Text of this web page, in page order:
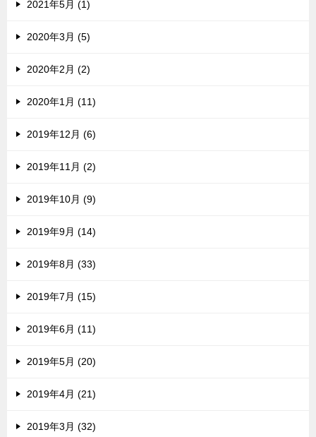
2021年5月 (1)
2020年3月 (5)
2020年2月 (2)
2020年1月 (11)
2019年12月 (6)
2019年11月 (2)
2019年10月 (9)
2019年9月 (14)
2019年8月 (33)
2019年7月 (15)
2019年6月 (11)
2019年5月 (20)
2019年4月 (21)
2019年3月 (32)